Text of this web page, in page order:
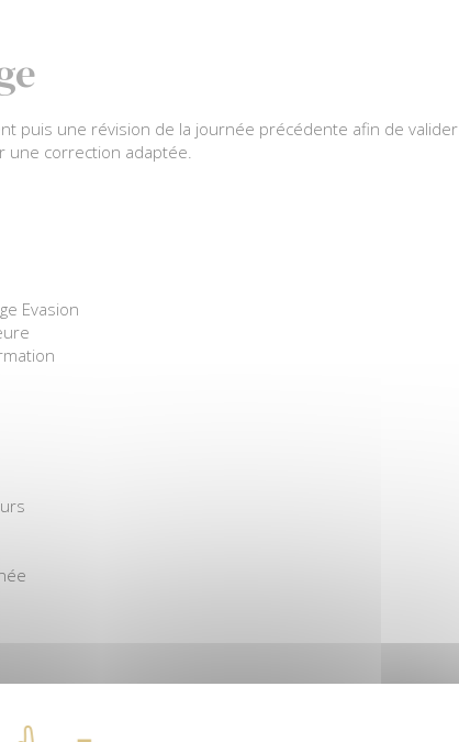
puis une révision de la journée précédente afin de valider
correction adaptée.
Evasion